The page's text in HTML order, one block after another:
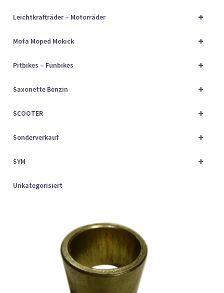
+
Leichtkrafträder – Motorräder
+
Mofa Moped Mokick
+
Pitbikes – Funbikes
+
Saxonette Benzin
+
SCOOTER
+
Sonderverkauf
+
SYM
Unkategorisiert